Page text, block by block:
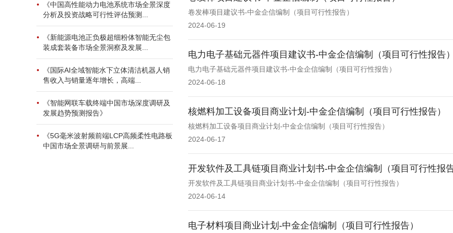
《中国高性能动力电池系统市场全景深度
分析及投资战略可行性评估预测...
《新能源电池正负极超细粉体智能无尘包
装成套装备市场全景洞察及发展...
《国际AI全域智能水下立体清洁机器人销
售收入与销量逐年增长，高端...
《智能网联车载终端中国市场深度调研及
发展趋势预测报告》
《5G毫米波射频前端LCP高频柔性电路板
中国市场全景调研与前景展...
卷发棒项目建议书-中金企信编制（项目可行性报告）
2024-06-19
电力电子基础元器件项目建议书-中金企信编制（项目可行性报告
电力电子基础元器件项目建议书-中金企信编制（项目可行性报告）
2024-06-18
核燃料加工设备项目商业计划-中金企信编制（项目可行性报告）
核燃料加工设备项目商业计划-中金企信编制（项目可行性报告）
2024-06-17
开发软件及工具链项目商业计划书-中金企信编制（项目可行性报
开发软件及工具链项目商业计划书-中金企信编制（项目可行性报告）
2024-06-14
电子材料项目商业计划-中金企信编制（项目可行性报告）